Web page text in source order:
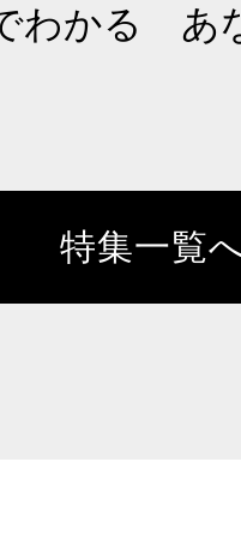
わかる あ
特集一覧